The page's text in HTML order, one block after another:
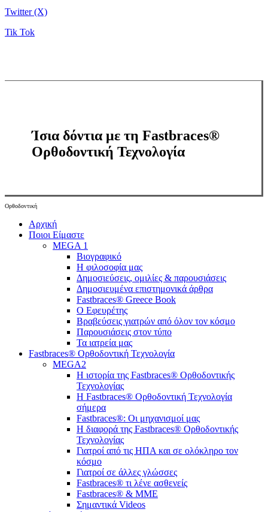
Twitter (X)
Tik Tok
Ίσια δόντια με τη Fastbraces®
Ορθοδοντική Τεχνολογία
Ορθοδοντική
Close
Menu
Αρχική
Ποιοι Είμαστε
MEGA 1
Βιογραφικό
Η φιλοσοφία μας
Δημοσιεύσεις, ομιλίες & παρουσιάσεις
Δημοσιευμένα επιστημονικά άρθρα
Fastbraces® Greece Book
Ο Εφευρέτης
Bραβεύσεις γιατρών από όλον τον κόσμο
Παρουσιάσεις στον τύπο
Τα ιατρεία μας
Fastbraces® Ορθοδοντική Τεχνολογία
MEGA2
Η ιστορία της Fastbraces® Ορθοδοντικής
Τεχνολογίας
H Fastbraces® Ορθοδοντική Τεχνολογία
σήμερα
Fastbraces®: Οι μηχανισμοί μας
Η διαφορά της Fastbraces® Ορθοδοντικής
Τεχνολογίας
Γιατροί από τις ΗΠΑ και σε ολόκληρο τον
κόσμο
Γιατροί σε άλλες γλώσσες
Fastbraces® τι λένε ασθενείς
Fastbraces® & ΜΜΕ
Σημαντικά Videos